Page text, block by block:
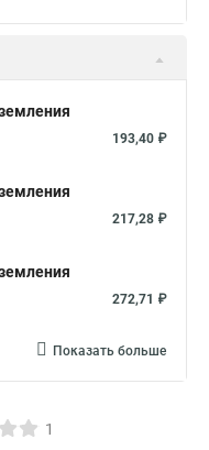
193,40 ₽
217,28 ₽
272,71 ₽
Показать больше
1